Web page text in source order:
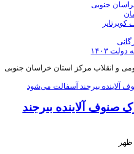
جنوبی
۱۴۰۳
و انقلاب مرکز استان خراسان جنوبی
صنوف آلاینده بیرجند